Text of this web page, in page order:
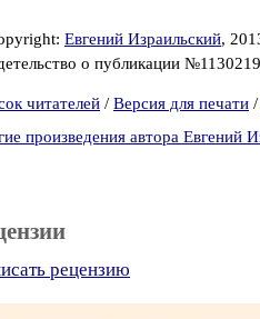
Евгений Израильский,
о публикации
читателей / Версия для печати /
произведения автора Евгений
рецензию